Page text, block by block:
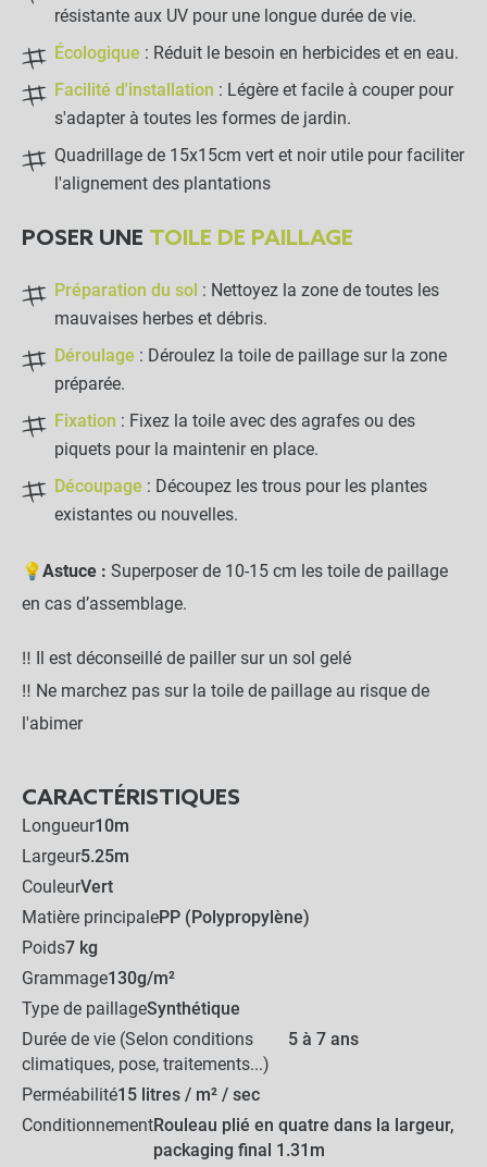
Toile de Paillage 5.25 x 10m
50,90 €
NOTRE RECOMMANDATION POUR
UNE POSE EN TOUTE TRANQUILLITÉ
Lot de 100 agrafes Métal
LES PRODUITS ALTERNATIFS
Lot de 4 griffes de fixation
au sol
-
Lot de 10 agrafes en bois
résistante aux UV pour une longue durée de vie.
Écologique : Réduit le besoin en herbicides et en eau.
Facilité d'installation : Légère et facile à couper pour
s'adapter à toutes les formes de jardin.
Quadrillage de 15x15cm vert et noir utile pour faciliter
l'alignement des plantations
POSER UNE TOILE DE PAILLAGE
Préparation du sol : Nettoyez la zone de toutes les
mauvaises herbes et débris.
Déroulage : Déroulez la toile de paillage sur la zone
préparée.
Fixation : Fixez la toile avec des agrafes ou des
piquets pour la maintenir en place.
Découpage : Découpez les trous pour les plantes
existantes ou nouvelles.
💡Astuce : Superposer de 10-15 cm les toile de paillage
en cas d’assemblage.
‼️ Il est déconseillé de pailler sur un sol gelé
‼️ Ne marchez pas sur la toile de paillage au risque de
l'abimer
CARACTÉRISTIQUES
Longueur10m
Largeur5.25m
CouleurVert
Matière principalePP (Polypropylène)
Poids7 kg
Grammage130g/m²
Type de paillageSynthétique
Durée de vie (Selon conditions
climatiques, pose, traitements...)
5 à 7 ans
Perméabilité15 litres / m² / sec
ConditionnementRouleau plié en quatre dans la largeur,
packaging final 1.31m